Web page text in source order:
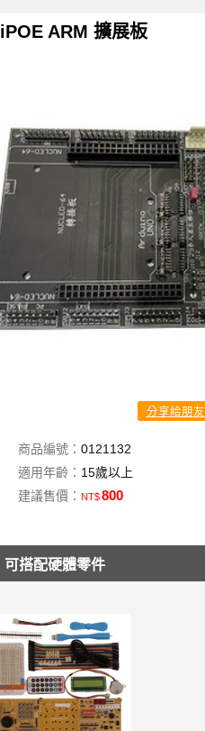
iPOE ARM 擴展板
分享給朋友
商品編號： 0121132
適用年齡： 15歲以上
建議售價： NT$800
可搭配硬體零件